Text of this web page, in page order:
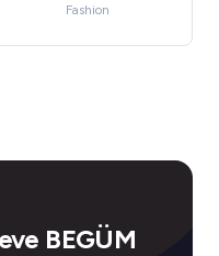
Fashion
BEGÜM